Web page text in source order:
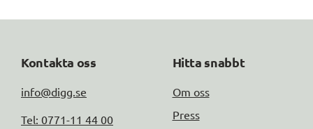
Kontakta oss
info@digg.se
Tel: 0771-11 44 00
Hitta snabbt
Om oss
Press